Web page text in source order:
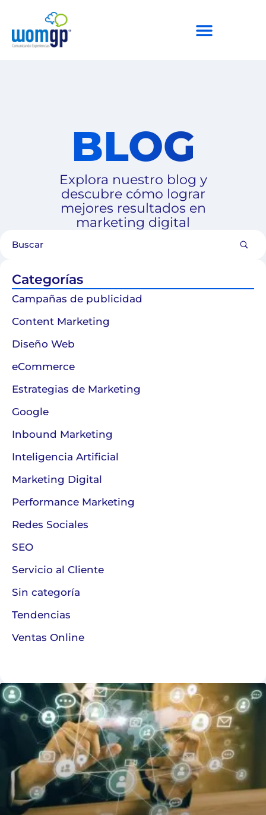
BLOG
Explora nuestro blog y
descubre cómo lograr
mejores resultados en
marketing digital
Categorías
Campañas de publicidad
Content Marketing
Diseño Web
eCommerce
Estrategias de Marketing
Google
Inbound Marketing
Inteligencia Artificial
Marketing Digital
Performance Marketing
Redes Sociales
SEO
Servicio al Cliente
Sin categoría
Tendencias
Ventas Online